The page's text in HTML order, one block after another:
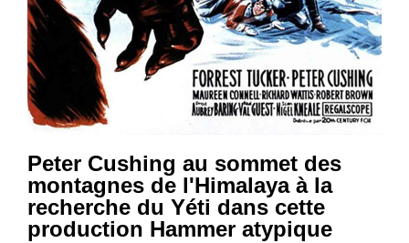
Peter Cushing au sommet des
montagnes de l'Himalaya à la
recherche du Yéti dans cette
production Hammer atypique